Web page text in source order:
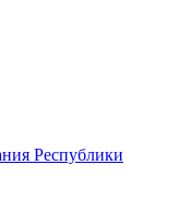
Республики